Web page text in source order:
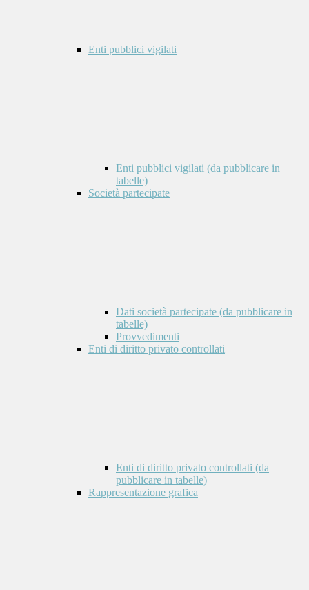
Enti pubblici vigilati
Enti pubblici vigilati (da pubblicare in
tabelle)
Società partecipate
Dati società partecipate (da pubblicare in
tabelle)
Provvedimenti
Enti di diritto privato controllati
Enti di diritto privato controllati (da
pubblicare in tabelle)
Rappresentazione grafica